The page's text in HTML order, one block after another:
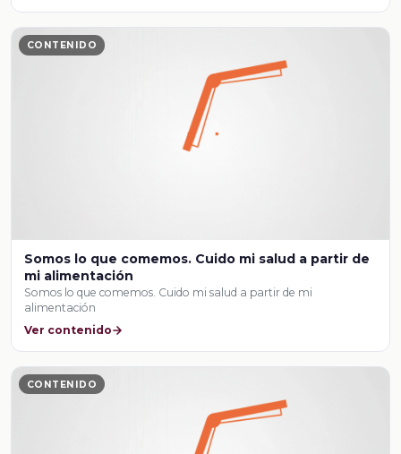
CONTENIDO
Somos lo que comemos. Cuido mi salud a partir de
mi alimentación
Somos lo que comemos. Cuido mi salud a partir de mi
alimentación
Ver contenido
CONTENIDO